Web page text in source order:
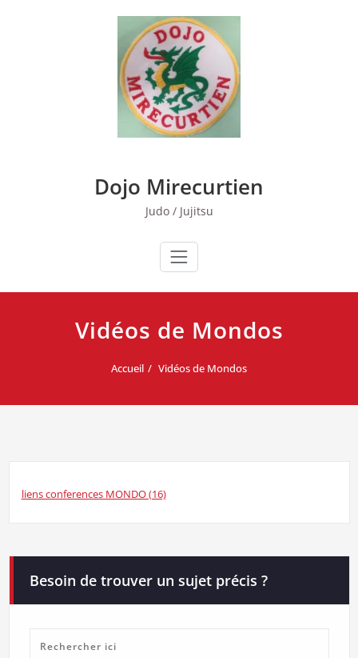
Dojo Mirecurtien
Judo / Jujitsu
Vidéos de Mondos
Accueil Vidéos de Mondos
liens conferences MONDO (16)
Besoin de trouver un sujet précis ?